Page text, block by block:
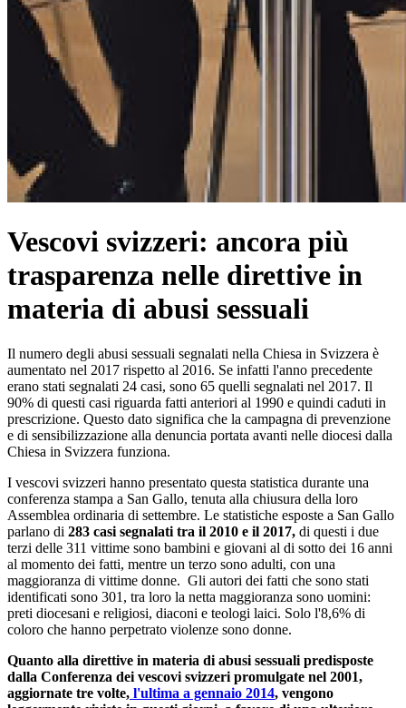
Vescovi svizzeri: ancora più
trasparenza nelle direttive in
materia di abusi sessuali
Il numero degli abusi sessuali segnalati nella Chiesa in Svizzera è
aumentato nel 2017 rispetto al 2016. Se infatti l'anno precedente
erano stati segnalati 24 casi, sono 65 quelli segnalati nel 2017. Il
90% di questi casi riguarda fatti anteriori al 1990 e quindi caduti in
prescrizione. Questo dato significa che la campagna di prevenzione
e di sensibilizzazione alla denuncia portata avanti nelle diocesi dalla
Chiesa in Svizzera funziona.
I vescovi svizzeri hanno presentato questa statistica durante una
conferenza stampa a San Gallo, tenuta alla chiusura della loro
Assemblea ordinaria di settembre. Le statistiche esposte a San Gallo
parlano di 283 casi segnalati tra il 2010 e il 2017, di questi i due
terzi delle 311 vittime sono bambini e giovani al di sotto dei 16 anni
al momento dei fatti, mentre un terzo sono adulti, con una
maggioranza di vittime donne. Gli autori dei fatti che sono stati
identificati sono 301, tra loro la netta maggioranza sono uomini:
preti diocesani e religiosi, diaconi e teologi laici. Solo l'8,6% di
coloro che hanno perpetrato violenze sono donne.
Quanto alla direttive in materia di abusi sessuali predisposte
dalla Conferenza dei vescovi svizzeri promulgate nel 2001,
aggiornate tre volte, l'ultima a gennaio 2014, vengono